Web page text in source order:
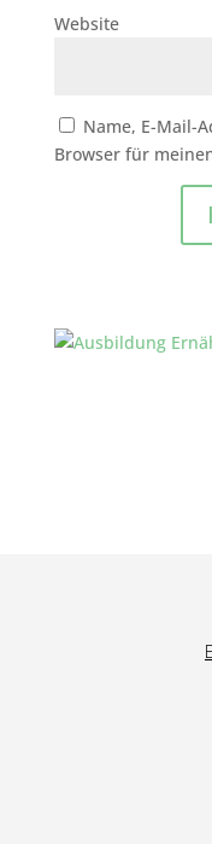
Website
Name, E-Mail-
Browser für